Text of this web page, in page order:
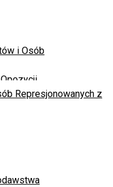
i Osób
Represjonowanych z